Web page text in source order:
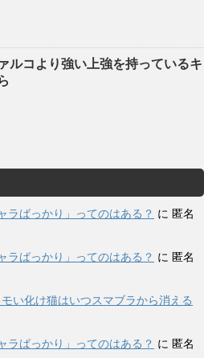
ルコより強い上強を持っているキ
ラばっかり」ってのはある？ に 匿名
ラばっかり」ってのはある？ に 匿名
い化け猫はいつスマブラから消える
ラばっかり」ってのはある？ に 匿名